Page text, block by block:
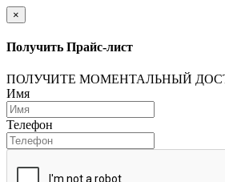
×
Получить Прайс-лист
ПОЛУЧИТЕ МОМЕНТАЛЬНЫЙ
Имя
Телефон